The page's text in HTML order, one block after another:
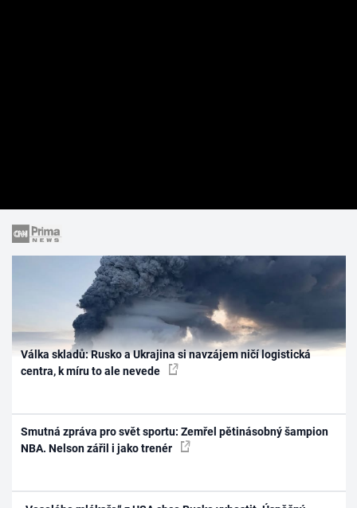
Válka skladů: Rusko a Ukrajina si navzájem ničí logistická
centra, k míru to ale nevede
Smutná zpráva pro svět sportu: Zemřel pětinásobný šampion
NBA. Nelson zářil i jako trenér